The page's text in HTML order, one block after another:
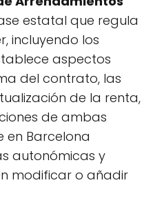
estatal que regula
incluyendo los
aspectos
del contrato, las
de la renta,
de ambas
en Barcelona
autonómicas y
modificar o añadir